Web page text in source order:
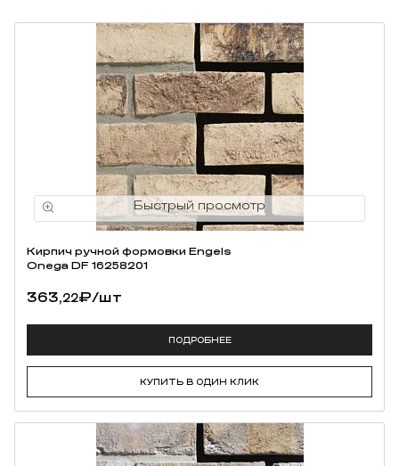
Кирпич ручной формовки Engels
Onega DF 16258201
363,22₽/шт
ПОДРОБНЕЕ
КУПИТЬ В ОДИН КЛИК